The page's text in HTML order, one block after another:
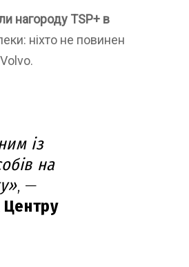
нагороду TSP+ в
ніхто не повинен
із
на
, —
Центру